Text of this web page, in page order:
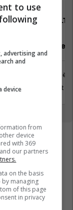
Asistente
Prishtinë
8 Gusht
to use
advertising and
and
device
from
device
with 369
our partners
on the basis
managing
of this page
in privacy